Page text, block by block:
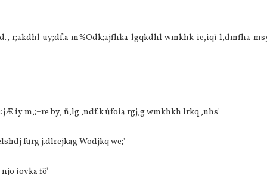
r;akdhl uy;df.a m%Odk;ajfhka lgqkdhl wmkhk ie,iqï l,dmfha
iy m,;=re by, ñ,lg ,ndf.k úfoia rgj,g wmkhkh lrkq ,nhs'
furg j.dlrejkag Wodjkq we;'
ioyka fõ'